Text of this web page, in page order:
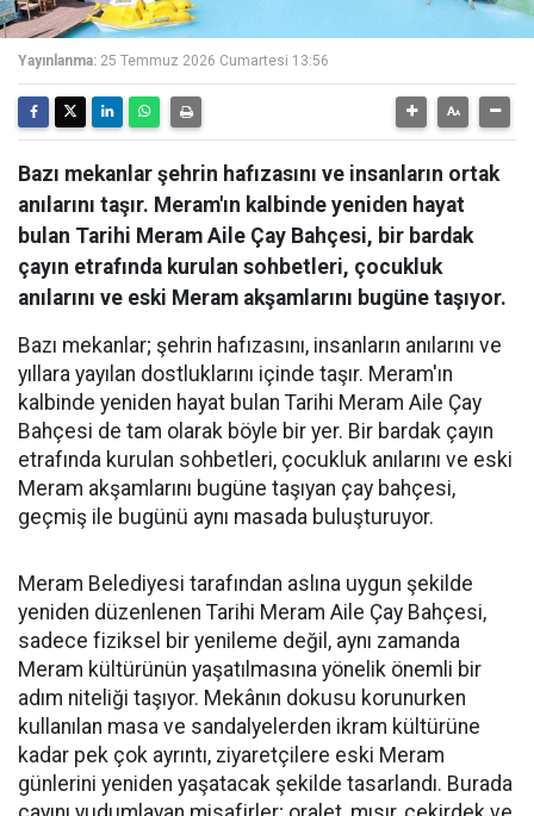
Yayınlanma: 25 Temmuz 2026 Cumartesi 13:56
Bazı mekanlar şehrin hafızasını ve insanların ortak
anılarını taşır. Meram'ın kalbinde yeniden hayat
bulan Tarihi Meram Aile Çay Bahçesi, bir bardak
çayın etrafında kurulan sohbetleri, çocukluk
anılarını ve eski Meram akşamlarını bugüne taşıyor.
Bazı mekanlar; şehrin hafızasını, insanların anılarını ve
yıllara yayılan dostluklarını içinde taşır. Meram'ın
kalbinde yeniden hayat bulan Tarihi Meram Aile Çay
Bahçesi de tam olarak böyle bir yer. Bir bardak çayın
etrafında kurulan sohbetleri, çocukluk anılarını ve eski
Meram akşamlarını bugüne taşıyan çay bahçesi,
geçmiş ile bugünü aynı masada buluşturuyor.
Meram Belediyesi tarafından aslına uygun şekilde
yeniden düzenlenen Tarihi Meram Aile Çay Bahçesi,
sadece fiziksel bir yenileme değil, aynı zamanda
Meram kültürünün yaşatılmasına yönelik önemli bir
adım niteliği taşıyor. Mekânın dokusu korunurken
kullanılan masa ve sandalyelerden ikram kültürüne
kadar pek çok ayrıntı, ziyaretçilere eski Meram
günlerini yeniden yaşatacak şekilde tasarlandı. Burada